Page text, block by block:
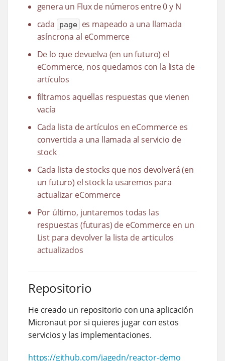
genera un Flux de números entre 0 y N
cada
page es mapeado a una llamada
asíncrona al eCommerce
De lo que devuelva (en un futuro) el
eCommerce, nos quedamos con la lista de
artículos
filtramos aquellas respuestas que vienen
vacía
Cada lista de artículos en eCommerce es
convertida a una llamada al servicio de
stock
Cada lista de stocks que nos devolverá (en
un futuro) el stock la usaremos para
actualizar eCommerce
Por último, juntaremos todas las
respuestas (futuras) de eCommerce en un
List para devolver la lista de articulos
actualizados
Repositorio
He creado un repositorio con una aplicación
Micronaut por si quieres jugar con estos
servicios y las implementaciones.
https://github.com/jagedn/reactor-demo